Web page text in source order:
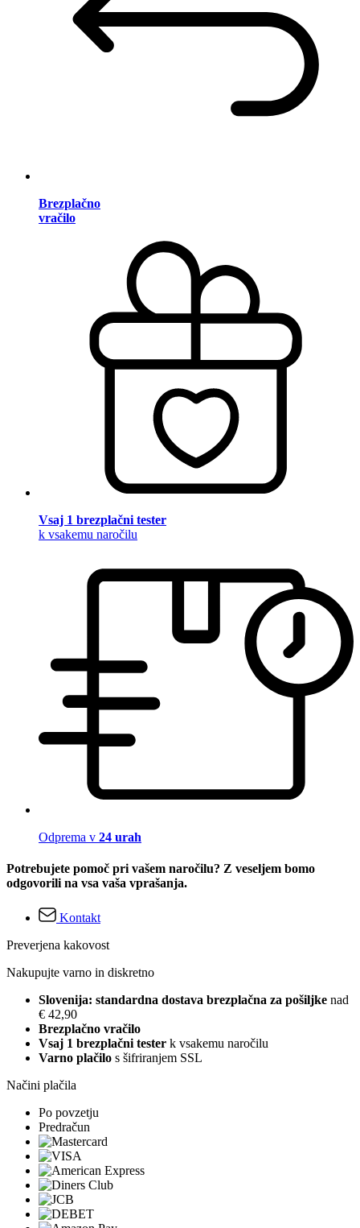
Brezplačno
vračilo
Vsaj 1 brezplačni tester
k vsakemu naročilu
Odprema v 24 urah
Potrebujete pomoč pri vašem naročilu? Z veseljem bomo
odgovorili na vsa vaša vprašanja.
Kontakt
Preverjena kakovost
Nakupujte varno in diskretno
Slovenija: standardna dostava brezplačna za pošiljke nad
€ 42,90
Brezplačno vračilo
Vsaj 1 brezplačni tester k vsakemu naročilu
Varno plačilo s šifriranjem SSL
Načini plačila
Po povzetju
Predračun